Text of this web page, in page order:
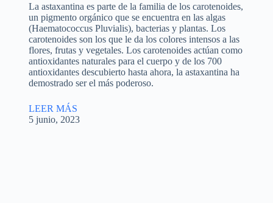
La astaxantina es parte de la familia de los carotenoides,
un pigmento orgánico que se encuentra en las algas
(Haematococcus Pluvialis), bacterias y plantas. Los
carotenoides son los que le da los colores intensos a las
flores, frutas y vegetales. Los carotenoides actúan como
antioxidantes naturales para el cuerpo y de los 700
antioxidantes descubierto hasta ahora, la astaxantina ha
demostrado ser el más poderoso.
LEER MÁS
5 junio, 2023